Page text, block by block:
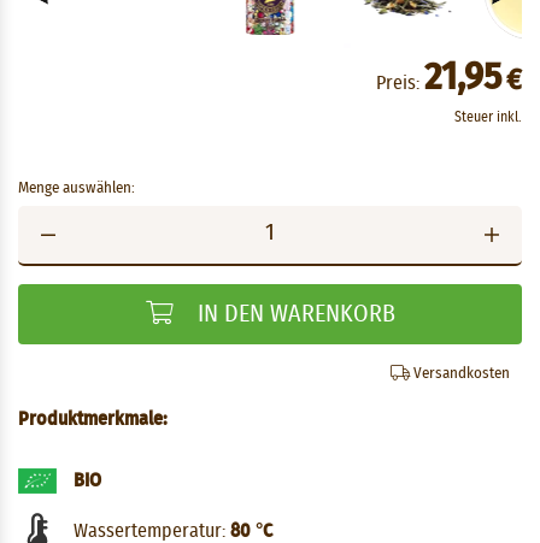
Preis: 21,95€
Steuer inkl.
Menge auswählen:
IN DEN WARENKORB
Versandkosten
Produktmerkmale:
BIO
Wassertemperatur: 80 °C